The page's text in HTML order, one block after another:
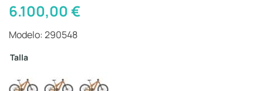
6.100,00€
Modelo: 290548
Talla